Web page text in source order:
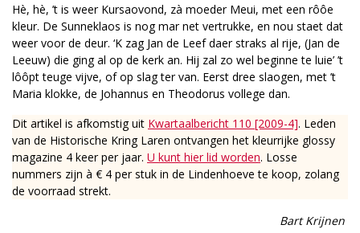
Hè, hè, ’t is weer Kursaovond, zà moeder Meui, met een rôôe
kleur. De Sunneklaos is nog mar net vertrukke, en nou staet dat
weer voor de deur. ‘K zag Jan de Leef daer straks al rije, (Jan de
Leeuw) die ging al op de kerk an. Hij zal zo wel beginne te luie’ ’t
lôôpt teuge vijve, of op slag ter van. Eerst dree slaogen, met ’t
Maria klokke, de Johannus en Theodorus vollege dan.
Dit artikel is afkomstig uit Kwartaalbericht 110 [2009-4]. Leden
van de Historische Kring Laren ontvangen het kleurrijke glossy
magazine 4 keer per jaar. U kunt hier lid worden. Losse
nummers zijn à € 4 per stuk in de Lindenhoeve te koop, zolang
de voorraad strekt.
Bart Krijnen